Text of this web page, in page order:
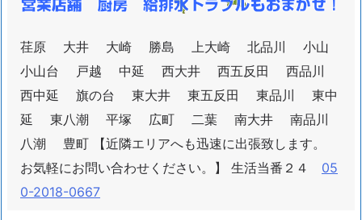
荏原 大井 大崎 勝島 上大崎 北品川 小山
小山台 戸越 中延 西大井 西五反田 西品川
西中延 旗の台 東大井 東五反田 東品川 東中
延 東八潮 平塚 広町 二葉 南大井 南品川
八潮 豊町 【近隣エリアへも迅速に出張致します。
お気軽にお問い合わせください。】 生活当番２４ 05
0-2018-0667